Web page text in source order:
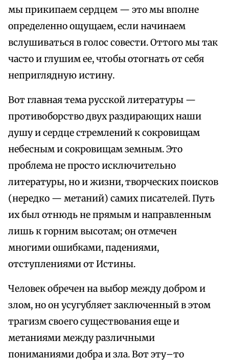
мы прикипаем сердцем — это мы вполне
определенно ощущаем, если начинаем
вслушиваться в голос совести. Оттого мы так
часто и глушим ее, чтобы отогнать от себя
неприглядную истину.
Вот главная тема русской литературы —
противоборство двух раздирающих наши
душу и сердце стремлений к сокровищам
небесным и сокровищам земным. Это
проблема не просто исключительно
литературы, но и жизни, творческих поисков
(нередко — метаний) самих писателей. Путь
их был отнюдь не прямым и направленным
лишь к горним высотам; он отмечен
многими ошибками, падениями,
отступлениями от Истины.
Человек обречен на выбор между добром и
злом, но он усугубляет заключенный в этом
трагизм своего существования еще и
метаниями между различными
пониманиями добра и зла. Вот эту–то